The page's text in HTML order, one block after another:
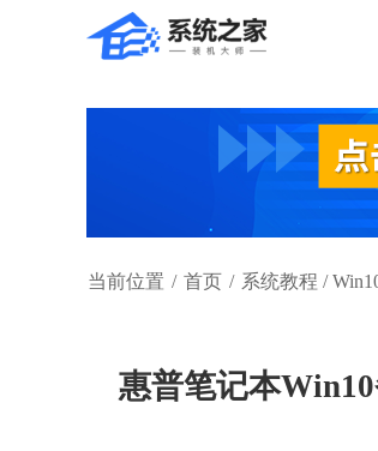
当前位置 / 首页 / 系统教程 /
惠普笔记本